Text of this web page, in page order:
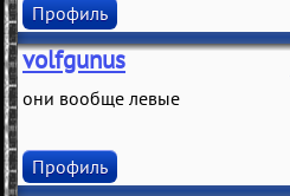
Профиль
volfgunus
они вообще левые
Профиль